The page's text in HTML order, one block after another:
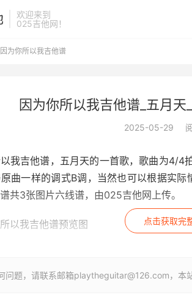
欢迎来到
025吉他网 ！
因为你所以我吉他谱
因为你所以我吉他谱_五月
2025-05-29
我吉他谱，五月天的一首歌，歌曲为4/4
曲一样的调式B调，当然也可以根据实
共3张图片六线谱，由025吉他网上传。
点击获取完
问题，请联系邮箱playtheguitar@126.com，本